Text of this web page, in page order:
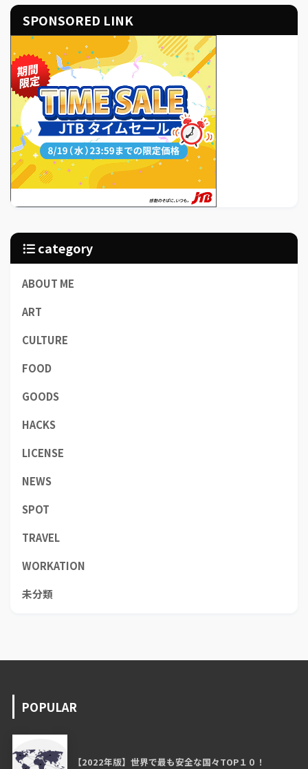
SPONSORED LINK
category
ABOUT ME
ART
CULTURE
FOOD
GOODS
HACKS
LICENSE
NEWS
SPOT
TRAVEL
WORKATION
未分類
POPULAR
【2022年版】世界で最も安全な国々TOP１０！